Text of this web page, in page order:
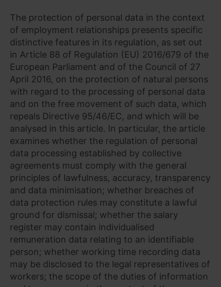
The protection of personal data in the context
of employment relationships presents specific
distinctive features in its regulation, as set out
in Article 88 of Regulation (EU) 2016/679 of the
European Parliament and of the Council of 27
April 2016, on the protection of natural persons
with regard to the processing of personal data
and on the free movement of such data, which
repeals Directive 95/46/EC, and which will be
analysed in this article. In particular, the article
examines whether the regulation of personal
data processing established by collective
agreements must comply with the general
principles of lawfulness, accuracy, transparency
and data minimisation; whether breaches of
data protection rules may constitute a lawful
ground for dismissal; whether the salary
register may contain individualised
remuneration data relating to an identifiable
person; whether working time recording data
may be disclosed to the legal representatives of
workers; the scope of the duties of information